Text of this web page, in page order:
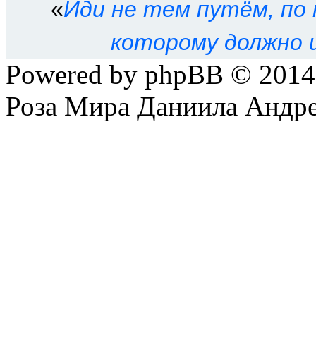
Права доступа к
не можетеначинать
Выне можетеотвечать
Выне можете
«Иди не тем путём, по
которому должно
Powered by phpBB ©
Роза Мира Даниила